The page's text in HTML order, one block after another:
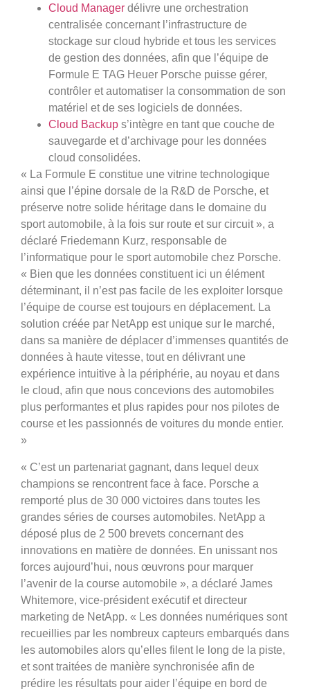
Cloud Manager délivre une orchestration
centralisée concernant l’infrastructure de
stockage sur cloud hybride et tous les services
de gestion des données, afin que l’équipe de
Formule E TAG Heuer Porsche puisse gérer,
contrôler et automatiser la consommation de son
matériel et de ses logiciels de données.
Cloud Backup s’intègre en tant que couche de
sauvegarde et d’archivage pour les données
cloud consolidées.
« La Formule E constitue une vitrine technologique
ainsi que l’épine dorsale de la R&D de Porsche, et
préserve notre solide héritage dans le domaine du
sport automobile, à la fois sur route et sur circuit », a
déclaré Friedemann Kurz, responsable de
l’informatique pour le sport automobile chez Porsche.
« Bien que les données constituent ici un élément
déterminant, il n’est pas facile de les exploiter lorsque
l’équipe de course est toujours en déplacement. La
solution créée par NetApp est unique sur le marché,
dans sa manière de déplacer d’immenses quantités de
données à haute vitesse, tout en délivrant une
expérience intuitive à la périphérie, au noyau et dans
le cloud, afin que nous concevions des automobiles
plus performantes et plus rapides pour nos pilotes de
course et les passionnés de voitures du monde entier.
»
« C’est un partenariat gagnant, dans lequel deux
champions se rencontrent face à face. Porsche a
remporté plus de 30 000 victoires dans toutes les
grandes séries de courses automobiles. NetApp a
déposé plus de 2 500 brevets concernant des
innovations en matière de données. En unissant nos
forces aujourd’hui, nous œuvrons pour marquer
l’avenir de la course automobile », a déclaré James
Whitemore, vice-président exécutif et directeur
marketing de NetApp. « Les données numériques sont
recueillies par les nombreux capteurs embarqués dans
les automobiles alors qu’elles filent le long de la piste,
et sont traitées de manière synchronisée afin de
prédire les résultats pour aider l’équipe en bord de